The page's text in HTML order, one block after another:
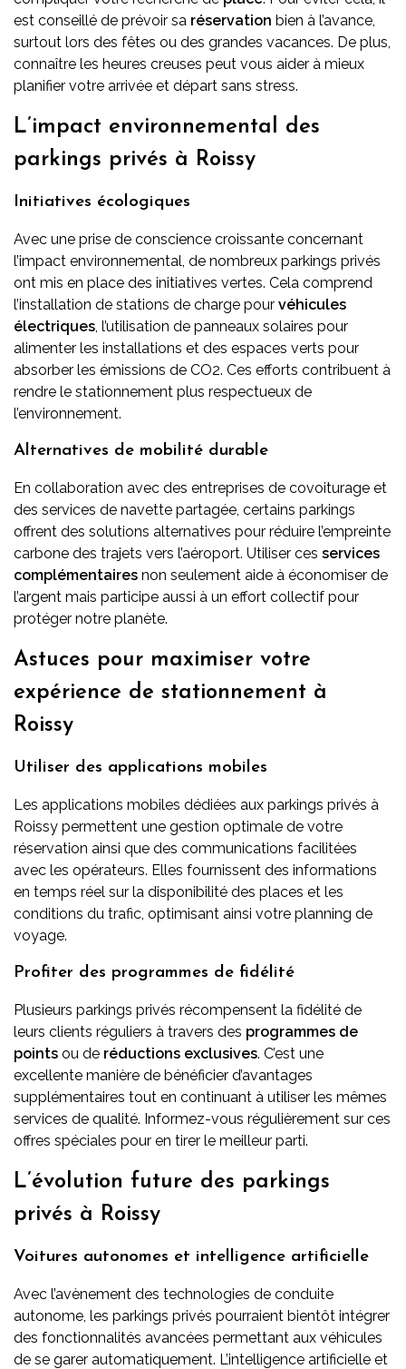
est conseillé de prévoir sa réservation bien à l’avance,
surtout lors des fêtes ou des grandes vacances. De plus,
connaître les heures creuses peut vous aider à mieux
planifier votre arrivée et départ sans stress.
L’impact environnemental des
parkings privés à Roissy
Initiatives écologiques
Avec une prise de conscience croissante concernant
l’impact environnemental, de nombreux parkings privés
ont mis en place des initiatives vertes. Cela comprend
l’installation de stations de charge pour véhicules
électriques, l’utilisation de panneaux solaires pour
alimenter les installations et des espaces verts pour
absorber les émissions de CO2. Ces efforts contribuent à
rendre le stationnement plus respectueux de
l’environnement.
Alternatives de mobilité durable
En collaboration avec des entreprises de covoiturage et
des services de navette partagée, certains parkings
offrent des solutions alternatives pour réduire l’empreinte
carbone des trajets vers l’aéroport. Utiliser ces services
complémentaires non seulement aide à économiser de
l’argent mais participe aussi à un effort collectif pour
protéger notre planète.
Astuces pour maximiser votre
expérience de stationnement à
Roissy
Utiliser des applications mobiles
Les applications mobiles dédiées aux parkings privés à
Roissy permettent une gestion optimale de votre
réservation ainsi que des communications facilitées
avec les opérateurs. Elles fournissent des informations
en temps réel sur la disponibilité des places et les
conditions du trafic, optimisant ainsi votre planning de
voyage.
Profiter des programmes de fidélité
Plusieurs parkings privés récompensent la fidélité de
leurs clients réguliers à travers des programmes de
points ou de réductions exclusives. C’est une
excellente manière de bénéficier d’avantages
supplémentaires tout en continuant à utiliser les mêmes
services de qualité. Informez-vous régulièrement sur ces
offres spéciales pour en tirer le meilleur parti.
L’évolution future des parkings
privés à Roissy
Voitures autonomes et intelligence artificielle
Avec l’avènement des technologies de conduite
autonome, les parkings privés pourraient bientôt intégrer
des fonctionnalités avancées permettant aux véhicules
de se garer automatiquement. L’intelligence artificielle et